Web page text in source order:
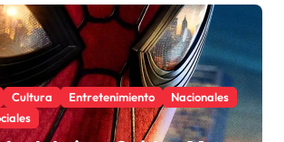
Cultura Entretenimiento
Nacionales